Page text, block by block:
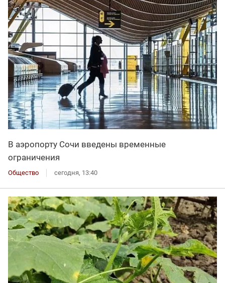
В аэропорту Сочи введены временные
ограничения
Общество сегодня, 13:40